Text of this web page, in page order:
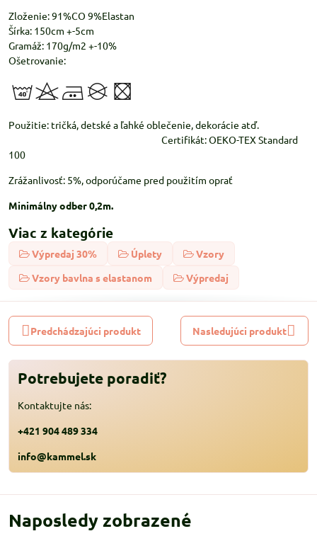
Zloženie: 91%CO 9%Elastan
Šírka: 150cm +-5cm
Gramáž: 170g/m2 +-10%
Ošetrovanie:
Použitie: tričká, detské a ľahké oblečenie, dekorácie atď.
Certifikát: OEKO-TEX Standard
100
Zrážanlivosť: 5%, odporúčame pred použitím oprať
Minimálny odber 0,2m.
Viac z kategórie
Výpredaj 30% Úplety
Vzory
Vzory bavlna s elastanom
Výpredaj
Predchádzajúci produkt Nasledujúci produkt
Potrebujete poradiť?
Kontaktujte nás:
+421 904 489 334
info@kammel.sk
Naposledy zobrazené